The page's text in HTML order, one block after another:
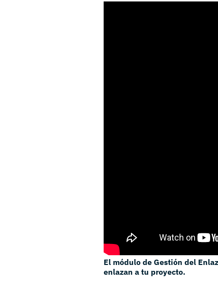
El módulo de Gestión del
enlazan a tu proyecto.